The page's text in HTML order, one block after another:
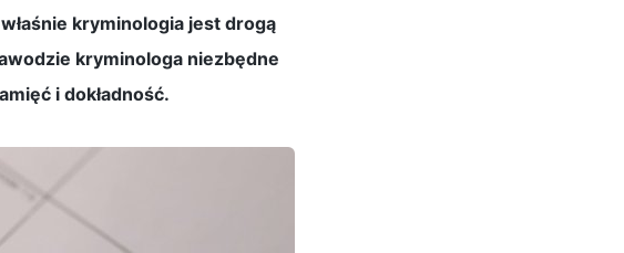
kryminologia jest drogą
kryminologa niezbędne
i dokładność.